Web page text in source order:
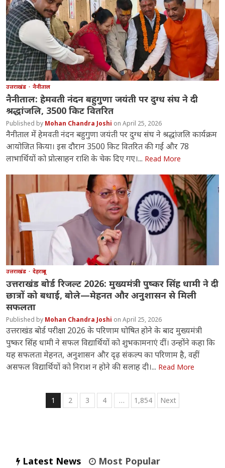
उत्तराखंड नैनीताल
नैनीताल: हेमवती नंदन बहुगुणा जयंती पर दुग्ध संघ ने दी
श्रद्धांजलि, 3500 किट वितरित
Mohan Chandra Joshi April 25, 2026
नैनीताल में हेमवती नंदन बहुगुणा जयंती पर दुग्ध संघ ने श्रद्धांजलि कार्यक्रम
आयोजित किया। इस दौरान 3500 किट वितरित की गईं और 78
लाभार्थियों को प्रोत्साहन राशि के चेक दिए गए।... Read More
उत्तराखंड देहरादून
उत्तराखंड बोर्ड रिजल्ट 2026: मुख्यमंत्री पुष्कर सिंह धामी ने दी
छात्रों को बधाई, बोले—मेहनत और अनुशासन से मिली
सफलता
Mohan Chandra Joshi April 25, 2026
उत्तराखंड बोर्ड परीक्षा 2026 के परिणाम घोषित होने के बाद मुख्यमंत्री
पुष्कर सिंह धामी ने सफल विद्यार्थियों को शुभकामनाएं दीं। उन्होंने कहा कि
यह सफलता मेहनत, अनुशासन और दृढ़ संकल्प का परिणाम है, वहीं
असफल विद्यार्थियों को निराश न होने की सलाह दी।... Read More
Posts
1 2 3 4 … 1,854 Next
Latest News Most Popular